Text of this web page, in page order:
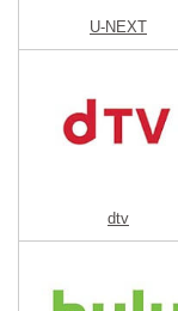
U-NEXT
dtv